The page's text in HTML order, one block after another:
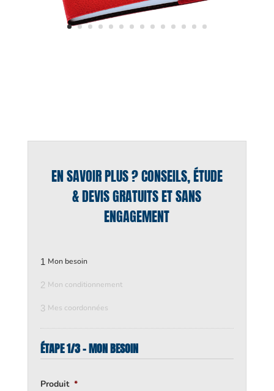
EN SAVOIR PLUS ? CONSEILS, ÉTUDE
& DEVIS GRATUITS ET SANS
ENGAGEMENT
1 Mon besoin
2 Mon conditionnement
3 Mes coordonnées
ÉTAPE 1/3 - MON BESOIN
Produit *